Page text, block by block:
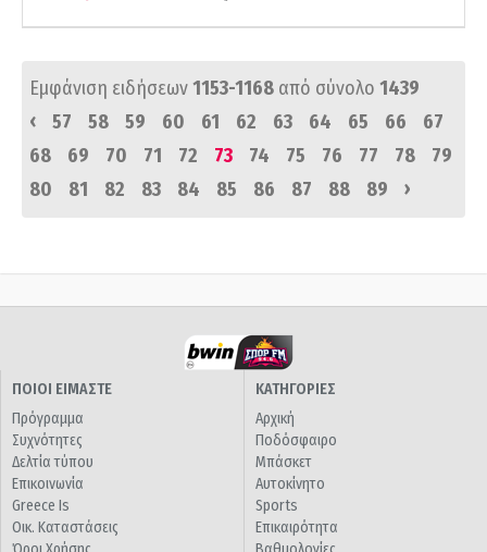
Εμφάνιση ειδήσεων1153-1168 από σύνολο 1439
‹
57 58 59 60 61 62 63 64 65 66
67
68
69 70 71 72 73 74 75 76 77 78
79
80
81 82 83 84 85 86 87 88 89 ›
ΠΟΙΟΙ ΕΙΜΑΣΤΕ
Πρόγραμμα
Συχνότητες
Δελτία τύπου
Επικοινωνία
Greece Is
Οικ. Καταστάσεις
ΚΑΤΗΓΟΡΙΕΣ
Αρχική
Ποδόσφαιρο
Μπάσκετ
Αυτοκίνητο
Sports
Επικαιρότητα